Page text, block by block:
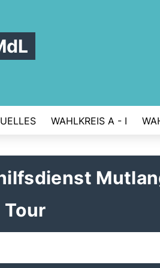
WAHLKREIS A - I